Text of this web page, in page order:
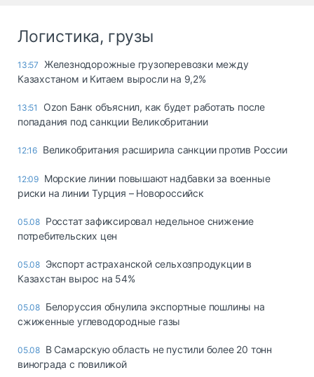
Логистика, грузы
13:57
Железнодорожные грузоперевозки между
Казахстаном и Китаем выросли на 9,2%
13:51
Ozon Банк объяснил, как будет работать после
попадания под санкции Великобритании
12:16 Великобритания расширила санкции против России
12:09 Морские линии повышают надбавки за военные
риски на линии Турция – Новороссийск
05.08 Росстат зафиксировал недельное снижение
потребительских цен
05.08 Экспорт астраханской сельхозпродукции в
Казахстан вырос на 54%
05.08 Белоруссия обнулила экспортные пошлины на
сжиженные углеводородные газы
05.08 В Самарскую область не пустили более 20 тонн
винограда с повиликой